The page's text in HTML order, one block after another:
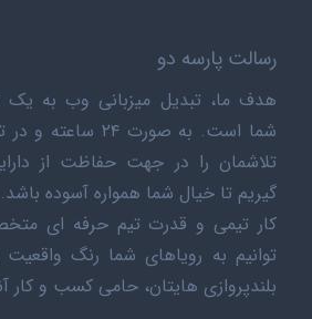
رسالت پارسه دو
هدف ما، تبدیل میزبانی وب به یک
شما است. به صورت
تلاشمان را در جهت حفاظت از
گیریم تا خیال شما همواره آسوده
کار تیمی و قدرت تیم حرفه ای
توانیم به رویاهای شما رنگ
بلندپروازی هایتان، حامی کسب و کار